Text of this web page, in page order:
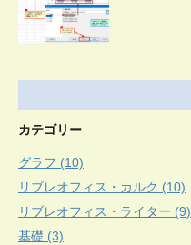
カテゴリー
グラフ (10)
リブレオフィス・カルク (10)
リブレオフィス・ライター (9)
基礎 (3)